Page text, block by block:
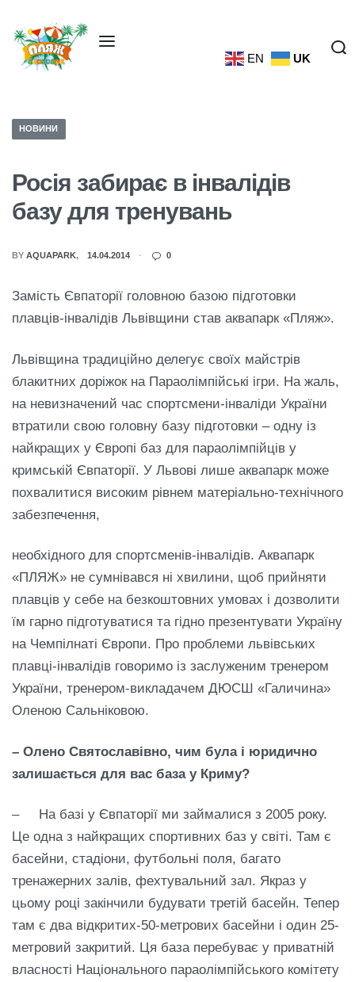
EN UK
НОВИНИ
Росія забирає в інвалідів
базу для тренувань
BY AQUAPARK 14.04.2014 0
Замість Євпаторії головною базою підготовки
плавців-інвалідів Львівщини став аквапарк «Пляж».
Львівщина традиційно делегує своїх майстрів
блакитних доріжок на Параолімпійські ігри. На жаль,
на невизначений час спортсмени-інваліди України
втратили свою головну базу підготовки – одну із
найкращих у Європі баз для параолімпійців у
кримській Євпаторії. У Львові лише аквапарк може
похвалитися високим рівнем матеріально-технічного
забезпечення,
необхідного для спортсменів-інвалідів. Аквапарк
«ПЛЯЖ» не сумнівався ні хвилини, щоб прийняти
плавців у себе на безкоштовних умовах і дозволити
їм гарно підготуватися та гідно презентувати Україну
на Чемпілнаті Європи. Про проблеми львівських
плавці-інвалідів говоримо із заслуженим тренером
України, тренером-викладачем ДЮСШ «Галичина»
Оленою Сальніковою.
– Олено Святославівно, чим була і юридично
залишається для вас база у Криму?
– На базі у Євпаторії ми займалися з 2005 року.
Це одна з найкращих спортивних баз у світі. Там є
басейни, стадіони, футбольні поля, багато
тренажерних залів, фехтувальний зал. Якраз у
цьому році закінчили будувати третій басейн. Тепер
там є два відкритих-50-метрових басейни і один 25-
метровий закритий. Ця база перебуває у приватній
власності Національного параолімпійського комітету